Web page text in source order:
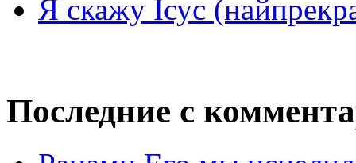
Я скажу Ісус
Последние с